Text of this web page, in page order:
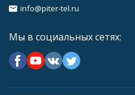
info@piter-tel.ru
Мы в социальных сетях: